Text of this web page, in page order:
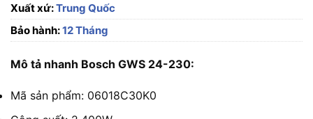
Xuất xứ:Trung Quốc
Bảo hành:12 Tháng
Mô tả nhanh Bosch GWS 24-230:
Mã sản phẩm: 06018C30K0